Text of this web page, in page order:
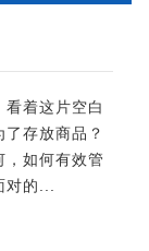
着这片空白
存放商品？
，如何有效管
的...